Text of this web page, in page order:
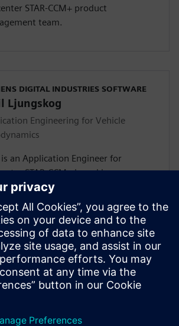
STAR-CCM+ product
team.
DIGITAL INDUSTRIES SOFTWARE
Ljungskog
Engineering for Vehicle
an Application Engineer for
STAR-CCM+ based in
Sweden. After receiving his
Vehicle Aerodynamics from
University of Technology in
he joined Siemens, where he is now
major Swedish automotive and
vehicle manufacturers with their
aerodynamics and thermal
simulations.